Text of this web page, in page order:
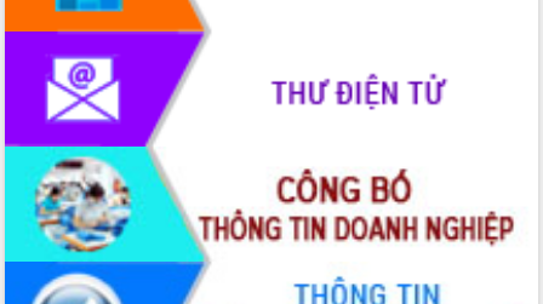
Đề án 06 tạo bước ngoặt đột phá trong
cải cách hành chính tỉnh Đắk Lắk
Kết nối tour, đẩy mạnh chuyển đổi số
để phát triển du lịch Đắk Lắk
Khởi động Dự án Đầu tư xây dựng hạ
tầng kỹ thuật Cụm công nghiệp Tân
Tiến
Gặp mặt các cơ quan báo chí nhân Kỷ
niệm 101 năm Ngày Báo chí Cách
mạng Việt Nam
Đắk Lắk sơ kết 4 năm triển khai thực